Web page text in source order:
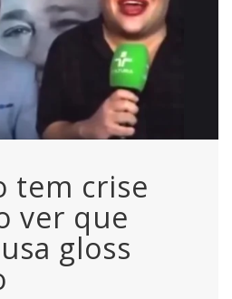
tem crise
ver que
gloss